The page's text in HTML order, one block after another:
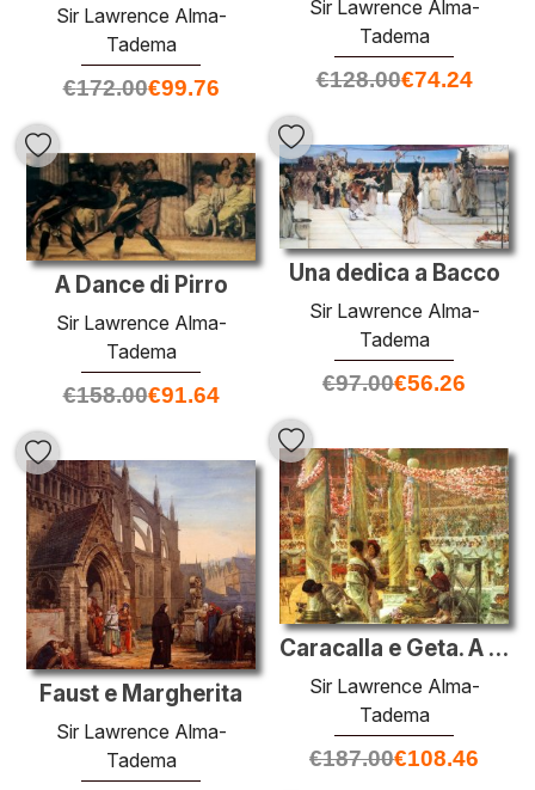
Sir Lawrence Alma-
Tadema
€128.00€74.24
Sir Lawrence Alma-
Tadema
€172.00€99.76
Una dedica a Bacco
Sir Lawrence Alma-
Tadema
€97.00€56.26
A Dance di Pirro
Sir Lawrence Alma-
Tadema
€158.00€91.64
Caracalla e Geta. A Fight Orso nel Colosseo
Sir Lawrence Alma-
Tadema
€187.00€108.46
Faust e Margherita
Sir Lawrence Alma-
Tadema